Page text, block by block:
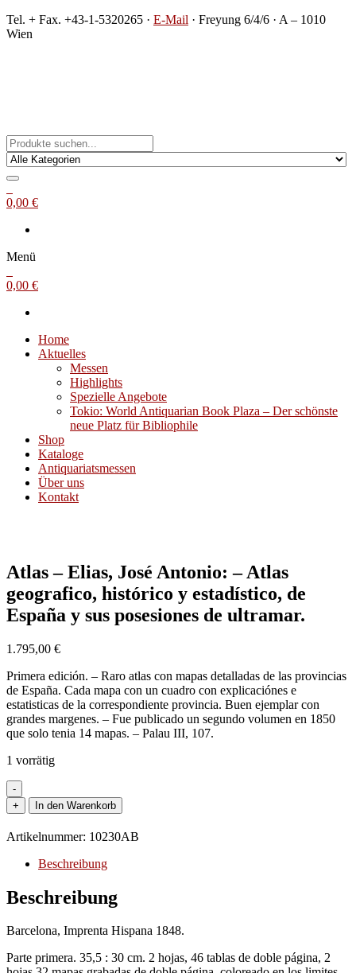
Zum
Inhalt
Tel. + Fax. +43-1-5320265 · E-Mail · Freyung 6/4/6 · A – 1010
Wien
0,00 €
Menü
0,00 €
Home
Aktuelles
Messen
Highlights
Spezielle Angebote
Tokio: World Antiquarian Book Plaza – Der schönste
neue Platz für Bibliophile
Shop
Kataloge
Antiquariatsmessen
Über uns
Kontakt
Atlas – Elias, José Antonio: – Atlas
geografico, histórico y estadístico, de
España y sus posesiones de ultramar.
1.795,00 €
Primera edición. – Raro atlas con mapas detalladas de las provincias
de España. Cada mapa con un cuadro con explicaciónes e
estatisticas de la correspondiente provincia. Buen ejemplar con
grandes margenes. – Fue publicado un segundo volumen en 1850
que solo tenia 14 mapas. – Palau III, 107.
1 vorrätig
-
Atlas
-
Elias,
Antonio:
Atlas
geografico,
y
de
+ In den Warenkorb
Artikelnummer: 10230AB
Beschreibung
Beschreibung
Barcelona, Imprenta Hispana 1848.
Parte primera. 35,5 : 30 cm. 2 hojas, 46 tablas de doble página, 2